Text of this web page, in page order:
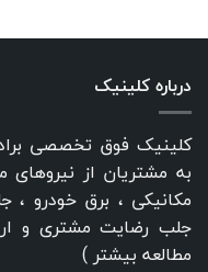
درباره کلینیک
کلینیک فوق تخصصی
به مشتریان از
مکانیکی ، برق خودرو ،
جلب رضایت مشتری و
مطالعه بیشتر )